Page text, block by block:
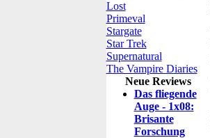
Lost
Primeval
Stargate
Star Trek
Supernatural
The Vampire Diaries
Neue Reviews
Das fliegende
Auge - 1x08:
Brisante
Forschung